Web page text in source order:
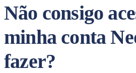
Não consigo
minha conta
fazer?